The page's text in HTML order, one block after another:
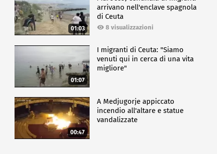
01:03
arrivano nell'enclave spagnola
di Ceuta
8 visualizzazioni
01:07
I migranti di Ceuta: "Siamo
venuti qui in cerca di una vita
migliore"
00:47
A Medjugorje appiccato
incendio all'altare e statue
vandalizzate